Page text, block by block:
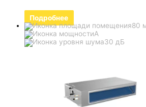
Подробнее
80
A
30 дБ